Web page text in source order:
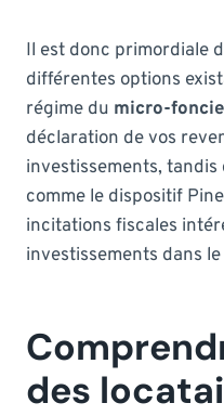
Il est donc primordiale
différentes options
régime du micro-
déclaration de vos
investissements, tandis
comme le dispositif
incitations fiscales
investissements dans
des